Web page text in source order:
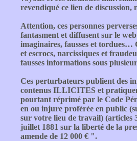
revendiqué ce lien de discussion,
Attention, ces personnes
fantasment et diffusent sur le
imaginaires, fausses et tordues…
et escrocs, narcissiques et
fausses informations sous
Ces perturbateurs publient des
contenus ILLICITES et
pourtant réprimé par le Code
en ou injure proférée en public
sur votre lieu de travail) (articles
juillet 1881 sur la liberté de la
amende de 12 000 € ".